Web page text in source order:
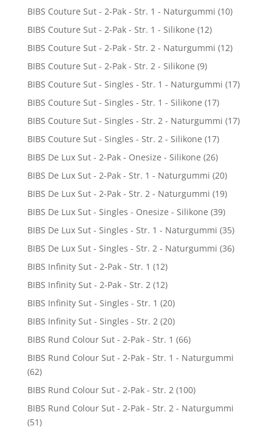
BIBS Couture Sut - 2-Pak - Str. 1 - Naturgummi (10)
BIBS Couture Sut - 2-Pak - Str. 1 - Silikone (12)
BIBS Couture Sut - 2-Pak - Str. 2 - Naturgummi (12)
BIBS Couture Sut - 2-Pak - Str. 2 - Silikone (9)
BIBS Couture Sut - Singles - Str. 1 - Naturgummi (17)
BIBS Couture Sut - Singles - Str. 1 - Silikone (17)
BIBS Couture Sut - Singles - Str. 2 - Naturgummi (17)
BIBS Couture Sut - Singles - Str. 2 - Silikone (17)
BIBS De Lux Sut - 2-Pak - Onesize - Silikone (26)
BIBS De Lux Sut - 2-Pak - Str. 1 - Naturgummi (20)
BIBS De Lux Sut - 2-Pak - Str. 2 - Naturgummi (19)
BIBS De Lux Sut - Singles - Onesize - Silikone (39)
BIBS De Lux Sut - Singles - Str. 1 - Naturgummi (35)
BIBS De Lux Sut - Singles - Str. 2 - Naturgummi (36)
BIBS Infinity Sut - 2-Pak - Str. 1 (12)
BIBS Infinity Sut - 2-Pak - Str. 2 (12)
BIBS Infinity Sut - Singles - Str. 1 (20)
BIBS Infinity Sut - Singles - Str. 2 (20)
BIBS Rund Colour Sut - 2-Pak - Str. 1 (66)
BIBS Rund Colour Sut - 2-Pak - Str. 1 - Naturgummi
(62)
BIBS Rund Colour Sut - 2-Pak - Str. 2 (100)
BIBS Rund Colour Sut - 2-Pak - Str. 2 - Naturgummi
(51)